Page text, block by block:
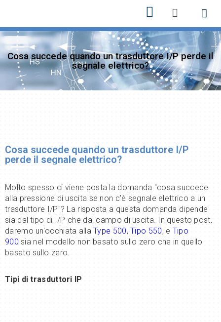
Cosa succede quando un trasduttore I/P perde il
segnale elettrico?
Cosa succede quando un trasduttore I/P
perde il segnale elettrico?
Molto spesso ci viene posta la domanda "cosa succede
alla pressione di uscita se non c'è segnale elettrico a un
trasduttore I/P"? La risposta a questa domanda dipende
sia dal tipo di I/P che dal campo di uscita. In questo post,
daremo un'occhiata allaType 500,Tipo 550, e Tipo
900 sia nel modello non basato sullo zero che in quello
basato sullo zero.
Tipi di trasduttori IP